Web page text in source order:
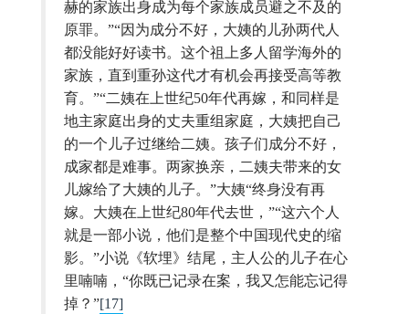
赫的家族出身成为每个家族成员避之不及的
原罪。”“因为成分不好，大姨的儿孙两代人
都没能好好读书。这个祖上多人留学海外的
家族，直到重孙这代才有机会再接受高等教
育。”“二姨在上世纪50年代再嫁，和同样是
地主家庭出身的丈夫重组家庭，大姨把自己
的一个儿子过继给二姨。孩子们成分不好，
成家都是难事。两家换亲，二姨夫带来的女
儿嫁给了大姨的儿子。”大姨“终身没有再
嫁。大姨在上世纪80年代去世，”“这六个人
就是一部小说，他们是整个中国现代史的缩
影。”小说《软埋》结尾，主人公的儿子在心
里喃喃，“你既已记录在案，我又怎能忘记得
掉？”[17]